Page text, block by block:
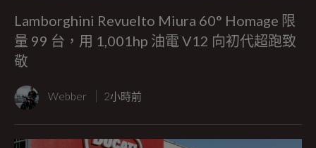
Lamborghini Revuelto Miura 60° Homage 限
量 99 台，用 1,001hp 油電 V12 向初代超跑致
敬
Webber 2小時前